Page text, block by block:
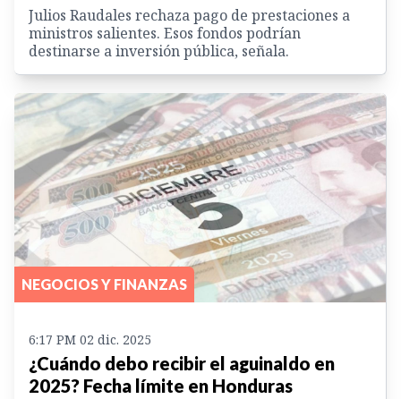
Julios Raudales rechaza pago de prestaciones a
ministros salientes. Esos fondos podrían
destinarse a inversión pública, señala.
NEGOCIOS Y FINANZAS
6:17 PM 02 dic. 2025
¿Cuándo debo recibir el aguinaldo en
2025? Fecha límite en Honduras